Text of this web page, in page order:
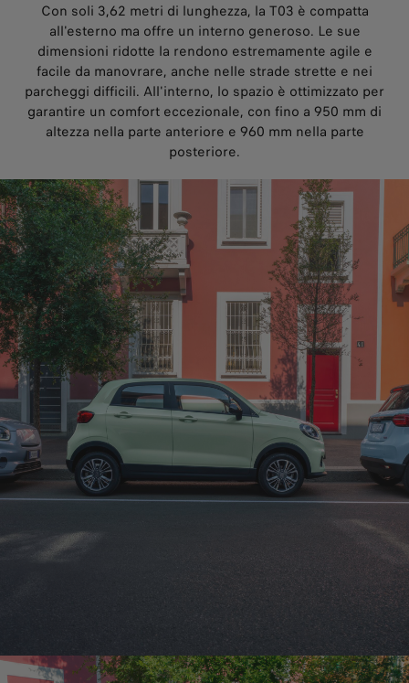
Con soli 3,62 metri di lunghezza, la T03 è compatta
all'esterno ma offre un interno generoso. Le sue
dimensioni ridotte la rendono estremamente agile e
facile da manovrare, anche nelle strade strette e nei
parcheggi difficili. All'interno, lo spazio è ottimizzato per
garantire un comfort eccezionale, con fino a 950 mm di
altezza nella parte anteriore e 960 mm nella parte
posteriore.